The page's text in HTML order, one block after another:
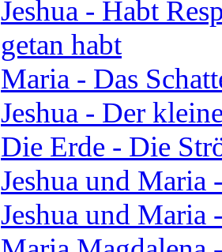
Jeshua - Habt
getan habt
Maria - Das
Jeshua - Der
Die Erde - Die
Jeshua und Maria
Jeshua und Maria